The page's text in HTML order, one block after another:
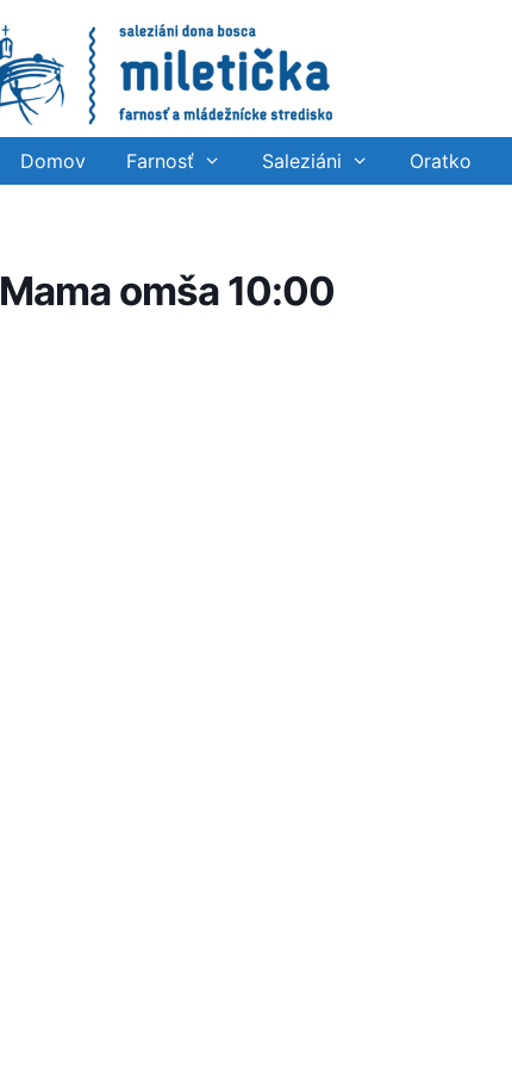
Domov Farnosť Saleziáni Oratko
Mama omša 10:00